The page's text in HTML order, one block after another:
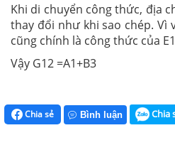
Khi di chuyển công thức, địa
thay đổi như khi sao chép. Vì
cũng chính là công thức của
Vậy G12 =A1+B3
Chia sẻ Bình luận Chia